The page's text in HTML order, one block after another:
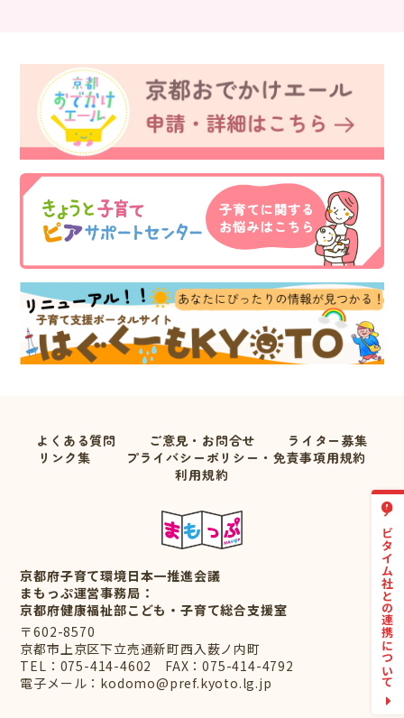
よくある質問 ご意見・お問合せ
ライター募集
リンク集
プライバシーポリシー・免責事項用規約
利用規約
京都府子育て環境日本一推進会議
まもっぷ運営事務局：
京都府健康福祉部こども・子育て総合支援室
〒602-8570
京都市上京区下立売通新町西入薮ノ内町
TEL： 075-414-4602
FAX：075-414-4792
電子メール： kodomo@pref.kyoto.lg.jp ナビタイム社との連携について